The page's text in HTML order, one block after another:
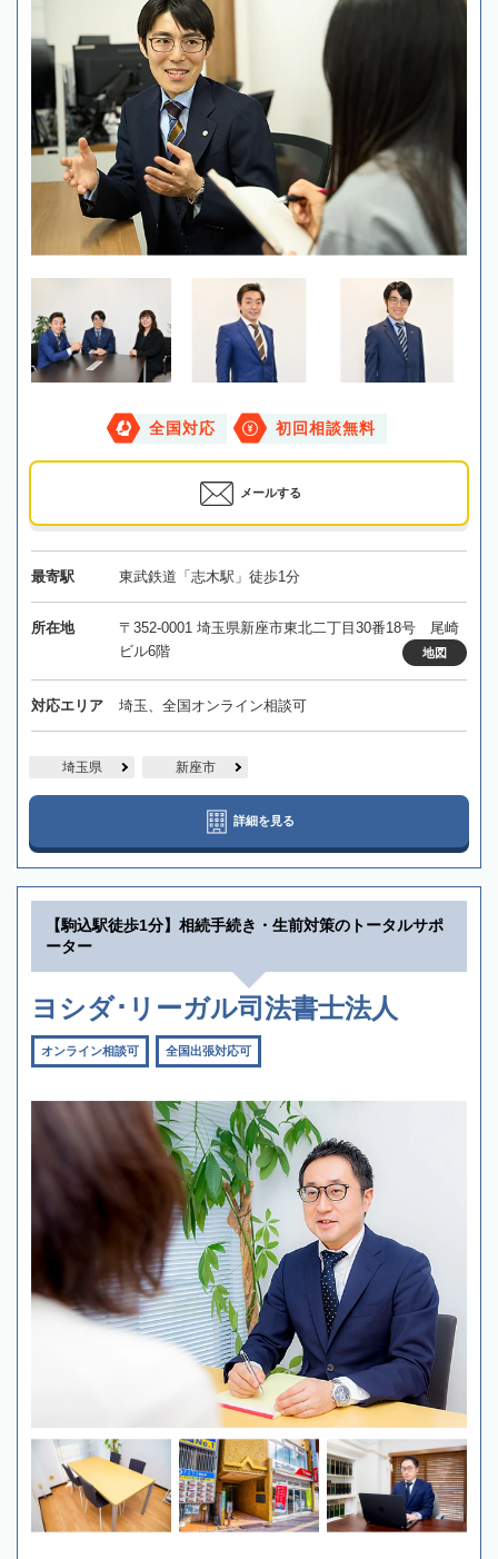
全国対応 初回相談無料
メールする
最寄駅 東武鉄道「志木駅」徒歩1分
所在地
〒352-0001 埼玉県新座市東北二丁目30番18号 尾崎
ビル6階
地図
対応エリア 埼玉、全国オンライン相談可
埼玉県 新座市
詳細を見る
【駒込駅徒歩1分】相続手続き・生前対策のトータルサポ
ーター
ヨシダ･リーガル司法書士法人
オンライン相談可 全国出張対応可